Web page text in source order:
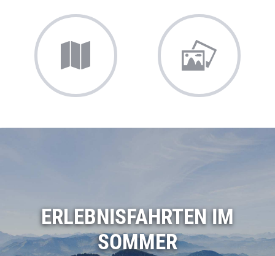
ERLEBNISFAHRTEN IM
SOMMER